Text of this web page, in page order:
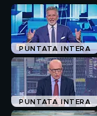
PUNTATA INTERA
PUNTATA INTERA